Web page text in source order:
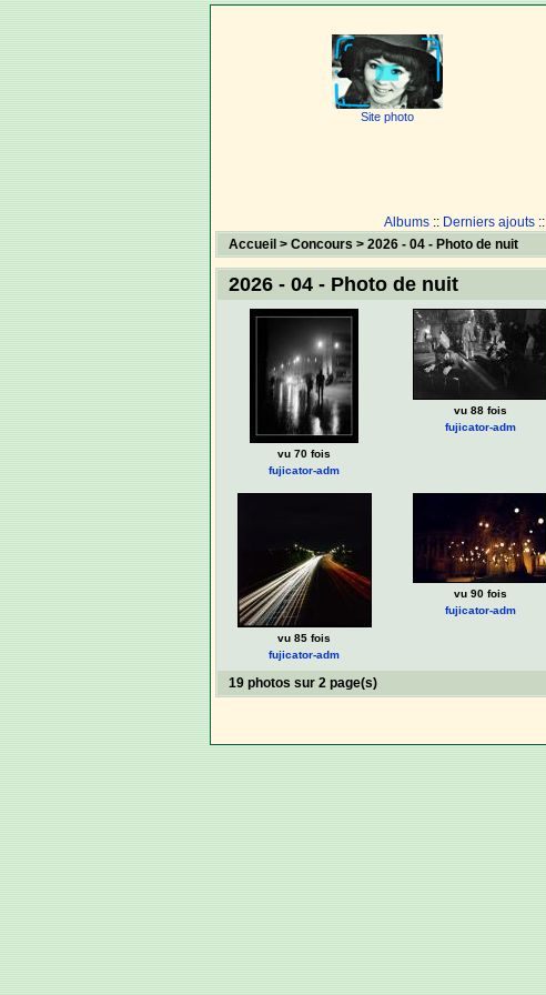
Site photo
Albums :: Derniers ajouts ::
Accueil > Concours > 2026 - 04 - Photo de nuit
2026 - 04 - Photo de nuit
vu 70 fois
fujicator-adm
vu 88 fois
fujicator-adm
vu 85 fois
fujicator-adm
vu 90 fois
fujicator-adm
19 photos sur 2 page(s)